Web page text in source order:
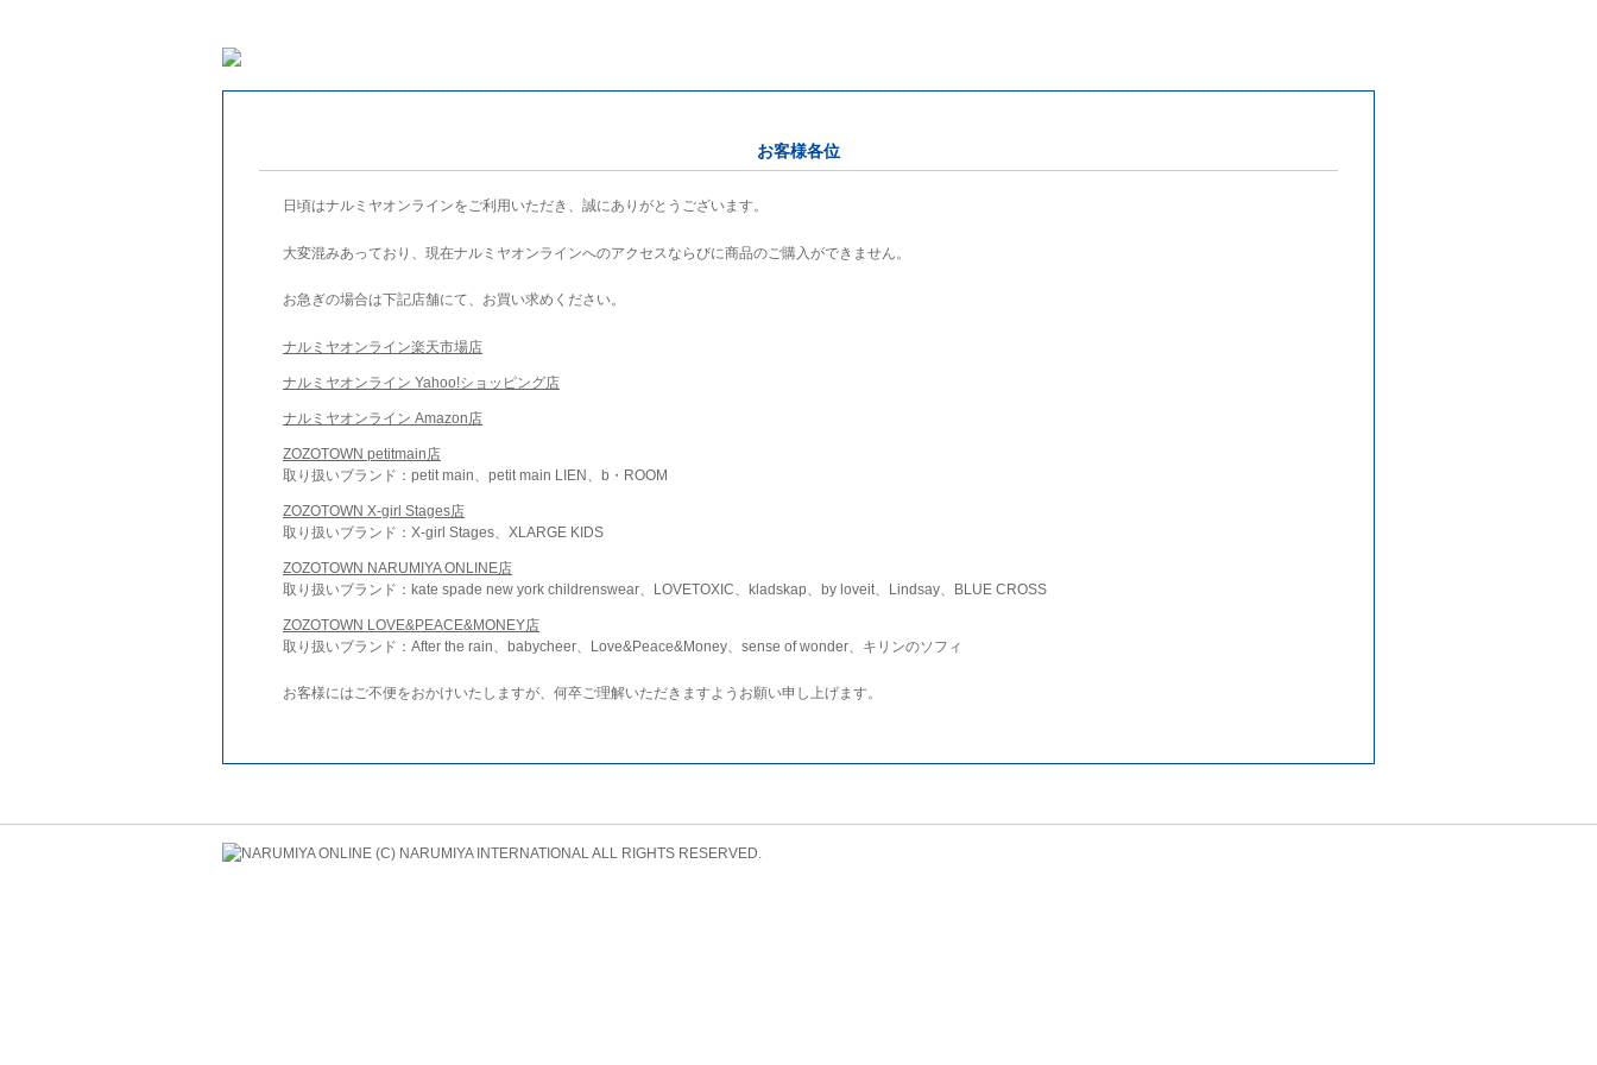
お客様各位
日頃はナルミヤオンラインをご利用いただき、誠にありがとうございます。
大変混みあっており、現在ナルミヤオンラインへのアクセスならびに商品のご購入ができません。
お急ぎの場合は下記店舗にて、お買い求めください。
ナルミヤオンライン楽天市場店
ナルミヤオンライン Yahoo!ショッピング店
ナルミヤオンライン Amazon店
ZOZOTOWN petitmain店
取り扱いブランド：petit main、petit main LIEN、b・ROOM
ZOZOTOWN X-girl Stages店
取り扱いブランド：X-girl Stages、XLARGE KIDS
ZOZOTOWN NARUMIYA ONLINE店
取り扱いブランド：kate spade new york childrenswear、LOVETOXIC、kladskap、by loveit、Lindsay、BLUE CROSS
ZOZOTOWN LOVE&PEACE&MONEY店
取り扱いブランド：After the rain、babycheer、Love&Peace&Money、sense of wonder、キリンのソフィ
お客様にはご不便をおかけいたしますが、何卒ご理解いただきますようお願い申し上げます。